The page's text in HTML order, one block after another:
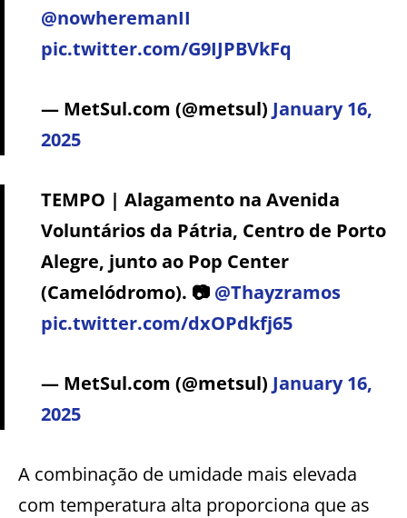
@nowheremanII
pic.twitter.com/G9IJPBVkFq
— MetSul.com (@metsul) January 16,
2025
TEMPO | Alagamento na Avenida
Voluntários da Pátria, Centro de Porto
Alegre, junto ao Pop Center
(Camelódromo). 📷 @Thayzramos
pic.twitter.com/dxOPdkfj65
— MetSul.com (@metsul) January 16,
2025
A combinação de umidade mais elevada
com temperatura alta proporciona que as